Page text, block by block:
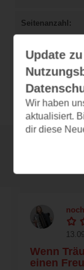
Seitenanzahl
ISBN
Wenn
einen
Update
Wir haben
aktualisiert.
dir diese